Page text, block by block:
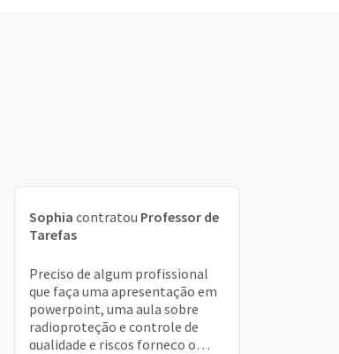
Sophia contratou Professor de
Tarefas
Preciso de algum profissional
que faça uma apresentação em
powerpoint, uma aula sobre
radioproteção e controle de
qualidade e riscos forneço o